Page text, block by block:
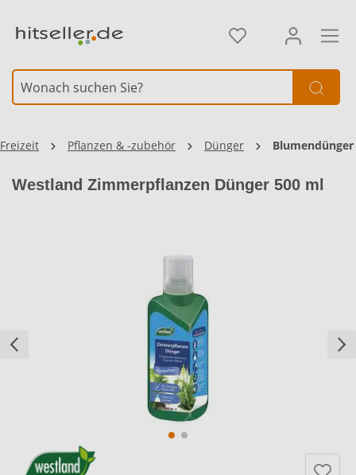
Pflanzen & -zubehör Dünger Blumendünger
Westland Zimmerpflanzen Dünger 500 ml